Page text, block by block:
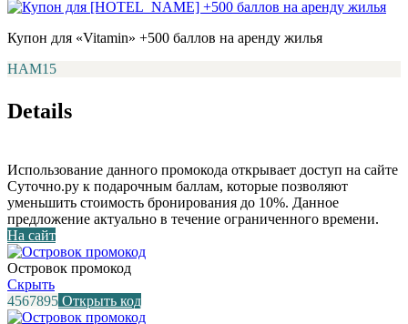
Купон для «Vitamin» +500 баллов на аренду жилья
НАМ15
Details
Использование данного промокода открывает доступ на сайте
Суточно.ру к подарочным баллам, которые позволяют
уменьшить стоимость бронирования до 10%. Данное
предложение актуально в течение ограниченного времени.
На сайт
Островок промокод
Скрыть
4567895 Открыть код